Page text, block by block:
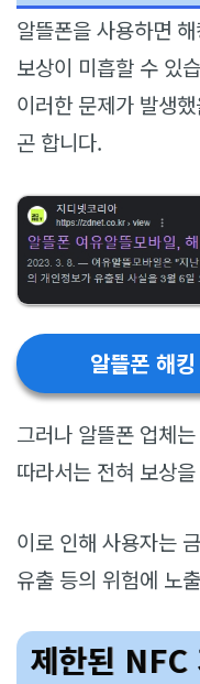
알뜰폰을 사용하면
보상이 미흡할 수 있
이러한 문제가 발생
곤 합니다.
알뜰폰 해
그러나 알뜰폰 업체
따라서는 전혀 보상
이로 인해 사용자는
유출 등의 위험에 노
제한된 NFC